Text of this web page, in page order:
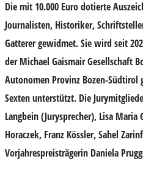
Die mit 10.000 Euro dotierte
Journalisten, Historiker,
Gatterer gewidmet. Sie wird seit
der Michael Gaismair Gesellschaft
Autonomen Provinz Bozen-
Sexten unterstützt. Die
Langbein (Jurysprecher), Lisa Maria
Horaczek, Franz Kössler, Sahel
Vorjahrespreisträgerin Daniela